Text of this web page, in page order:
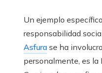
Un ejemplo
responsabilidad
Asfura se ha
personalmente, es la